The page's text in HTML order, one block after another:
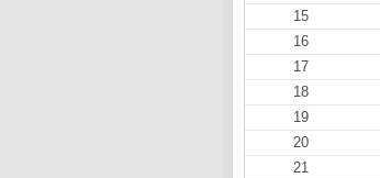
15
16
17
18
19
20
21